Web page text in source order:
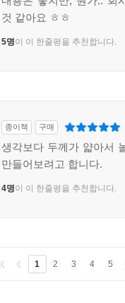
것 같아요 ㅎㅎ
5명이 이 한줄평을 추천합니다.
종이책 구매
생각보다 두께가 얇아서
만들어보려고 합니다.
4명이 이 한줄평을 추천합니다.
1 2 3 4 5